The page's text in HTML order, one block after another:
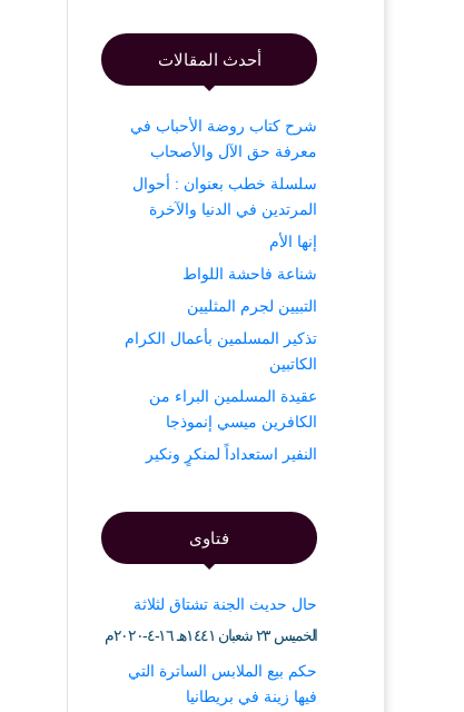
أحدث المقالات
شرح كتاب روضة الأحباب في
معرفة حق الآل والأصحاب
سلسلة خطب بعنوان : أحوال
المرتدين في الدنيا والآخرة
إنها الأم
شناعة فاحشة اللواط
التبيين لجرم المثليين
تذكير المسلمين بأعمال الكرام
الكاتبين
عقيدة المسلمين البراء من
الكافرين ميسي إنموذجا
النفير استعداداً لمنكرٍ ونكير
فتاوى
حال حديث الجنة تشتاق لثلاثة
الخميس ۲۳ شعبان ۱٤٤۱هـ ۱٦-٤-۲۰۲۰م
حكم بيع الملابس الساترة التي
فيها زينة في بريطانيا